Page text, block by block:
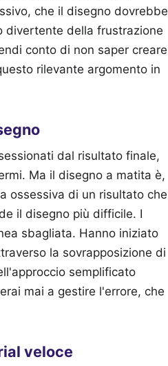
che il disegno dovrebbe
divertente della frustrazione
conto di non saper creare
rilevante argomento in
dal risultato finale,
Ma il disegno a matita è,
ossessiva di un risultato che
il disegno più difficile. I
sbagliata. Hanno iniziato
la sovrapposizione di
semplificato
mai a gestire l'errore, che
veloce